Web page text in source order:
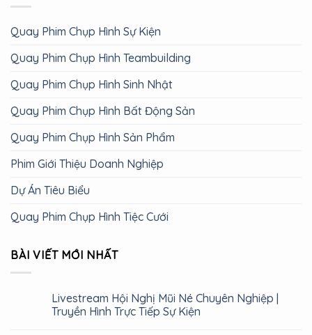
Quay Phim Chụp Hình Sự Kiện
Quay Phim Chụp Hình Teambuilding
Quay Phim Chụp Hình Sinh Nhật
Quay Phim Chụp Hình Bất Động Sản
Quay Phim Chụp Hình Sản Phẩm
Phim Giới Thiệu Doanh Nghiệp
Dự Án Tiêu Biểu
Quay Phim Chụp Hình Tiệc Cưới
BÀI VIẾT MỚI NHẤT
Livestream Hội Nghị Mũi Né Chuyên Nghiệp |
Truyền Hình Trực Tiếp Sự Kiện